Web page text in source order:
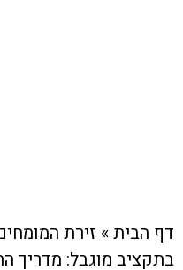
דף הבית» זירת
בתקציב מוגבל: מדריך